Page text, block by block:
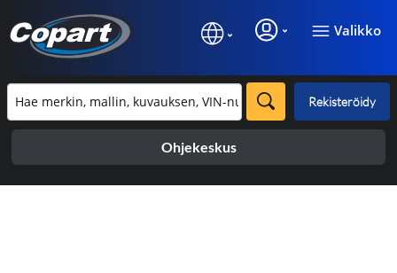
Valikko
Rekisteröidy
Ohjekeskus